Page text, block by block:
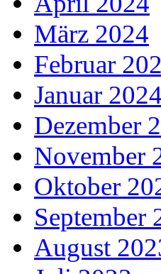
März 2024
Februar
Januar 2024
Dezember
November
Oktober
September
August